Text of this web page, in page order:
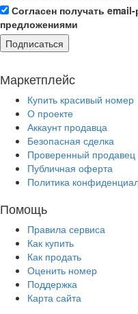
Согласен получать
предложениями
Подписаться
Маркетплейс
Купить красивый номер
О проекте
Аккаунт продавца
Безопасная сделка
Проверенный продавец
Публичная оферта
Политика
Помощь
Правила сервиса
Как купить
Как продать
Оценить номер
Поддержка
Карта сайта